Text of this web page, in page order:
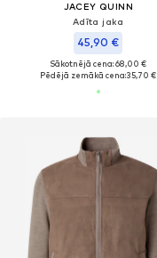
JACEY QUINN
Adīta jaka
45,90 €
Sākotnējā cena: 68,00 €
Pēdējā zemākā cena:35,70 €